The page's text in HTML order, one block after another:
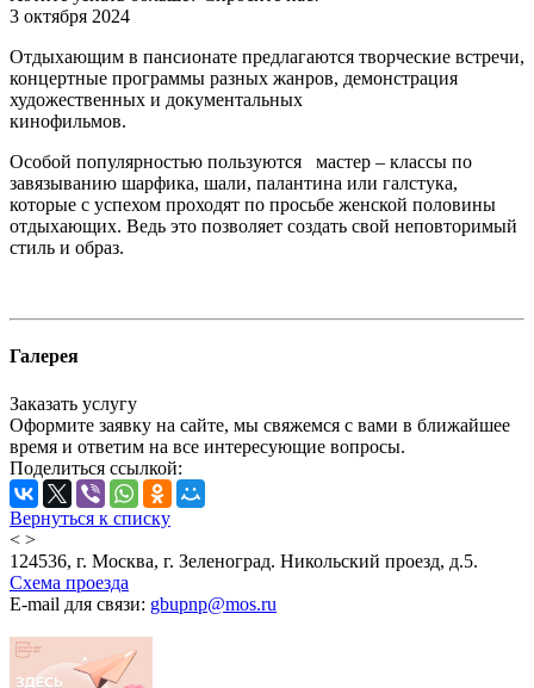
3 октября 2024
Отдыхающим в пансионате предлагаются творческие встречи,
концертные программы разных жанров, демонстрация
художественных и документальных
кинофильмов.
Особой популярностью пользуются мастер – классы по
завязыванию шарфика, шали, палантина или галстука,
которые с успехом проходят по просьбе женской половины
отдыхающих. Ведь это позволяет создать свой неповторимый
стиль и образ.
Галерея
Заказать услугу
Оформите заявку на сайте, мы свяжемся с вами в ближайшее
время и ответим на все интересующие вопросы.
Поделиться ссылкой:
Вернуться к списку
< >
124536, г. Москва, г. Зеленоград. Никольский проезд, д.5.
Схема проезда
E-mail для связи: gbupnp@mos.ru